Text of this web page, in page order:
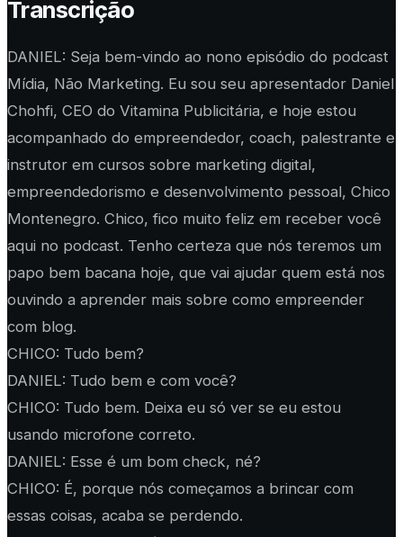
Transcrição
DANIEL: Seja bem-vindo ao nono episódio do podcast
Mídia, Não Marketing. Eu sou seu apresentador Daniel
Chohfi, CEO do Vitamina Publicitária, e hoje estou
acompanhado do empreendedor, coach, palestrante e
instrutor em cursos sobre marketing digital,
empreendedorismo e desenvolvimento pessoal, Chico
Montenegro. Chico, fico muito feliz em receber você
aqui no podcast. Tenho certeza que nós teremos um
papo bem bacana hoje, que vai ajudar quem está nos
ouvindo a aprender mais sobre como empreender
com blog.
CHICO: Tudo bem?
DANIEL: Tudo bem e com você?
CHICO: Tudo bem. Deixa eu só ver se eu estou
usando microfone correto.
DANIEL: Esse é um bom check, né?
CHICO: É, porque nós começamos a brincar com
essas coisas, acaba se perdendo.